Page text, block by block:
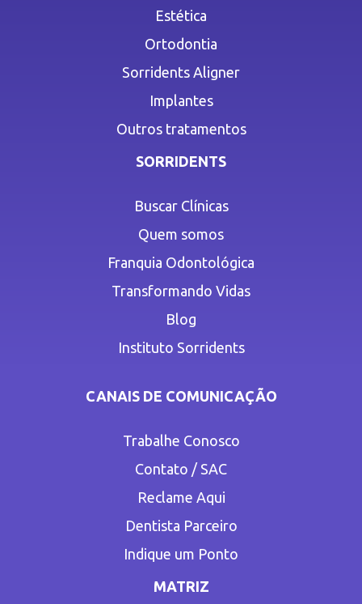
Estética
Ortodontia
Sorridents Aligner
Implantes
Outros tratamentos
SORRIDENTS
Buscar Clínicas
Quem somos
Franquia Odontológica
Transformando Vidas
Blog
Instituto Sorridents
CANAIS DE COMUNICAÇÃO
Trabalhe Conosco
Contato / SAC
Reclame Aqui
Dentista Parceiro
Indique um Ponto
MATRIZ